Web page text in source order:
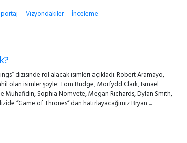
Vizyondakiler
İnceleme
dizisinde rol alacak isimleri açıkladı. Robert Aramayo,
olan isimler şöyle: Tom Budge, Morfydd Clark, Ismael
Muhafidin, Sophia Nomvete, Megan Richards, Dylan Smith,
“Game of Thrones” dan hatırlayacağımız Bryan ...